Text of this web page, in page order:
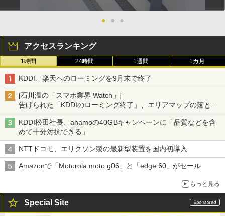
● ● ●
アクセスランキング
1時間 24時間 1週間 1カ月
KDDI、楽天へのローミングを9月末で終了
[石川温の「スマホ業界 Watch」]
告げられた「KDDIのローミング終了」、エリアマップの落とし
穴と楽天モバイルの課題
KDDI松田社長、ahamoの40GBキャンペーンに「品質などを含
めて十分対抗できる」
NTTドコモ、エリクソン製の最新型装置を国内初導入
Amazonで「Motorola moto g06」と「edge 60」がセール
もっと見る
Special Site